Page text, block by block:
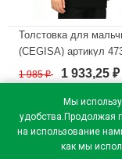
Мы
удобства.Продолжая
на использование
как мы
Толстовка для
(CEGISA) артикул
размерный ряд 36/
цвет черный
В наличии
1 985₽ 1 933,25 ₽